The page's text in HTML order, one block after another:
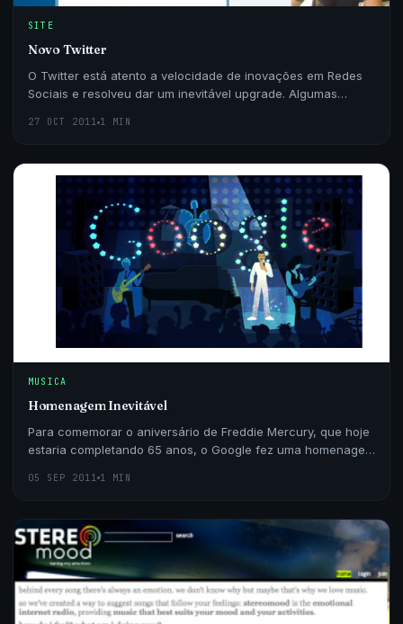
SITE
Novo Twitter
O Twitter está atento a velocidade de inovações em Redes
Sociais e resolveu dar um inevitável upgrade. Algumas
27 OCT 2011 1 MIN
MUSICA
Homenagem Inevitável
Para comemorar o aniversário de Freddie Mercury, que hoje
estaria completando 65 anos, o Google fez uma homenagem
05 SEP 2011 1 MIN